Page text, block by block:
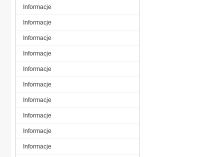
Informacje
Informacje
Informacje
Informacje
Informacje
Informacje
Informacje
Informacje
Informacje
Informacje